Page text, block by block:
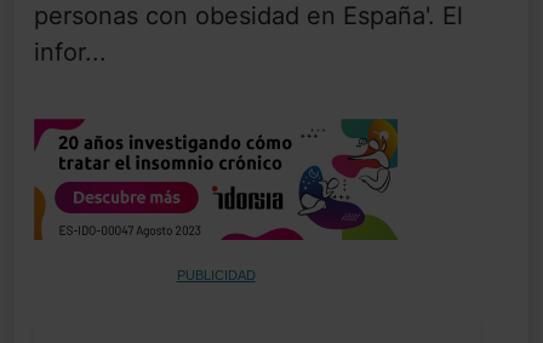
personas con obesidad en España'. El
infor...
PUBLICIDAD